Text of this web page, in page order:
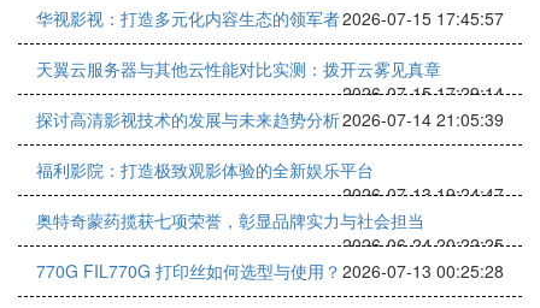
华视影视：打造多元化内容生态的领军者2026-07-15 17:45:57
天翼云服务器与其他云性能对比实测：拨开云雾见真章
2026-07-15 17:29:14
探讨高清影视技术的发展与未来趋势分析2026-07-14 21:05:39
福利影院：打造极致观影体验的全新娱乐平台
2026-07-13 19:24:47
奥特奇蒙药揽获七项荣誉，彰显品牌实力与社会担当
2026-06-24 20:22:25
770G FIL770G 打印丝如何选型与使用？ 2026-07-13 00:25:28